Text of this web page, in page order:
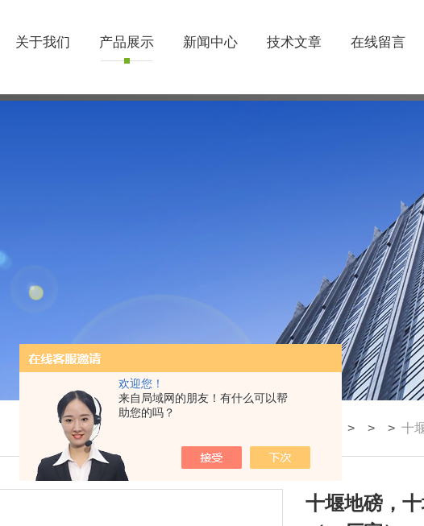
欢迎您！
来自局域网的朋友！有什么可以帮
助您的吗？
关于我们 产品展示 新闻中心 技术文章 在线留言
> > > 十
十堰地磅，